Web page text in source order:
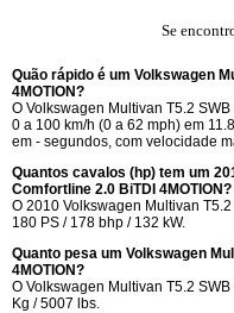
Se
Quão rápido é um Volkswagen
4MOTION?
O Volkswagen Multivan T5.2
0 a 100 km/h (0 a 62 mph) em
em - segundos, com velocidade
Quantos cavalos (hp) tem um
Comfortline 2.0 BiTDI 4MOTION?
O 2010 Volkswagen Multivan
180 PS / 178 bhp / 132 kW.
Quanto pesa um Volkswagen
4MOTION?
O Volkswagen Multivan T5.2
Kg / 5007 lbs.